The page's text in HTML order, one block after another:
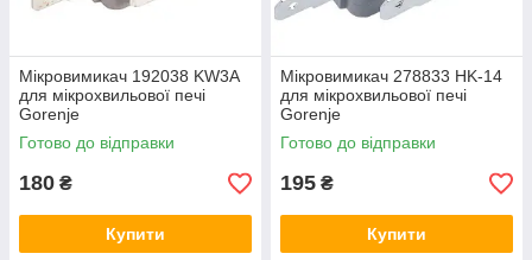
Мікровимикач 192038 KW3A
для мікрохвильової печі
Gorenje
Готово до відправки
180 ₴
Купити
Мікровимикач 278833 HK-14
для мікрохвильової печі
Gorenje
Готово до відправки
195 ₴
Купити